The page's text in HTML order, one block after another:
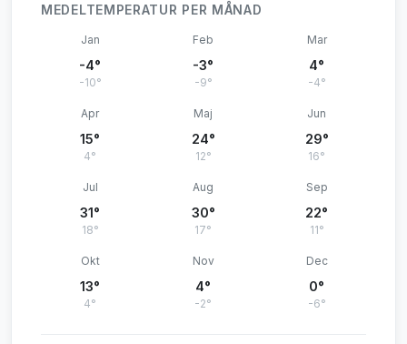
MEDELTEMPERATUR PER MÅNAD
Jan
-4°
-10°
Feb
-3°
-9°
Mar
4°
-4°
Apr
15°
4°
Maj
24°
12°
Jun
29°
16°
Jul
31°
18°
Aug
30°
17°
Sep
22°
11°
Okt
13°
4°
Nov
4°
-2°
Dec
0°
-6°